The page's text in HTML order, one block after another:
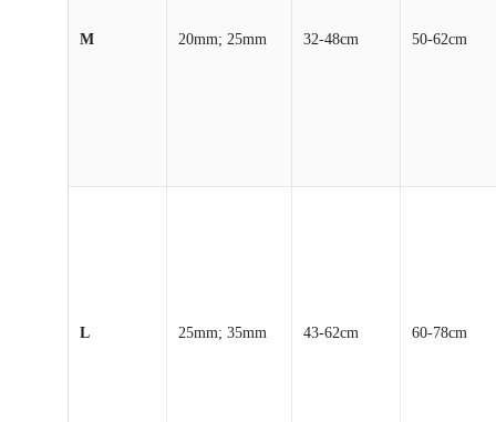
M 20mm; 25mm 32-48cm 50-62cm
L 25mm; 35mm 43-62cm 60-78cm